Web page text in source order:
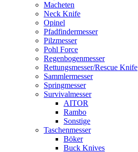
Macheten
Neck Knife
Opinel
Pfadfindermesser
Pilzmesser
Pohl Force
Regenbogenmesser
Rettungsmesser/Rescue Knife
Sammlermesser
Springmesser
Survivalmesser
AITOR
Rambo
Sonstige
Taschenmesser
Böker
Buck Knives